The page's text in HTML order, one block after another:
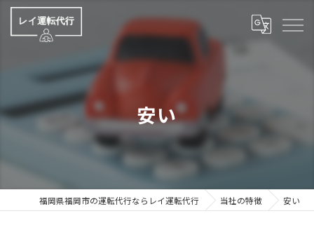
安い
福岡県福岡市の運転代行ならレイ運転代行 当社の特徴 安い